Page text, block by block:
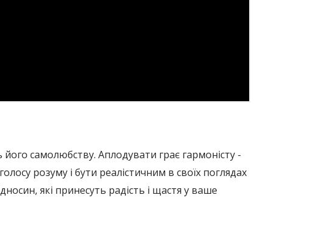
самолюбству. Аплодувати грає гармоністу -
розуму і бути реалістичним в своїх поглядах
які принесуть радість і щастя у ваше